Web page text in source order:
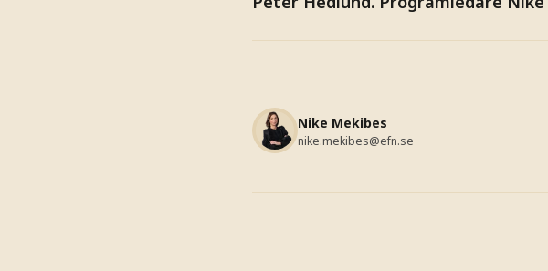
Nike Mekibes
nike.mekibes@efn.se